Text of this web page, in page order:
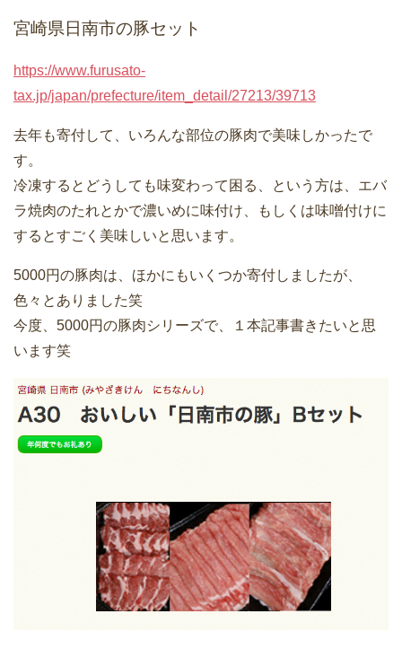
宮崎県日南市の豚セット
https://www.furusato-
tax.jp/japan/prefecture/item_detail/27213/39713
去年も寄付して、いろんな部位の豚肉で美味しかったで
す。
冷凍するとどうしても味変わって困る、という方は、エバ
ラ焼肉のたれとかで濃いめに味付け、もしくは味噌付けに
するとすごく美味しいと思います。
5000円の豚肉は、ほかにもいくつか寄付しましたが、
色々とありました笑
今度、5000円の豚肉シリーズで、１本記事書きたいと思
います笑